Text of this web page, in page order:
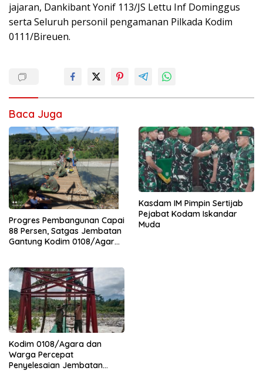
jajaran, Dankibant Yonif 113/JS Lettu Inf Dominggus
serta Seluruh personil pengamanan Pilkada Kodim
0111/Bireuen.
Baca Juga
Progres Pembangunan Capai
88 Persen, Satgas Jembatan
Gantung Kodim 0108/Agara
Kasdam IM Pimpin Sertijab
Pejabat Kodam Iskandar
Muda
Kodim 0108/Agara dan
Warga Percepat
Penyelesaian Jembatan